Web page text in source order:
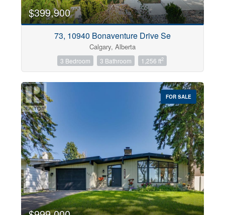
$399,900
73, 10940 Bonaventure Drive Se
Calgary, Alberta
3 Bedroom 3 Bathroom 1,256 ft2
FOR SALE